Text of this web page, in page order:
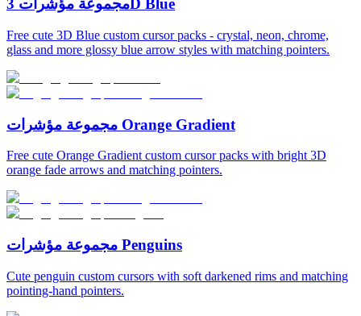
مجموعة مؤشرات 3D Blue
Free cute 3D Blue custom cursor packs - crystal, neon, chrome,
glass and more glossy blue arrow styles with matching pointers.
مجموعة مؤشرات Orange Gradient
Free cute Orange Gradient custom cursor packs with bright 3D
orange fade arrows and matching pointers.
مجموعة مؤشرات Penguins
Cute penguin custom cursors with soft darkened rims and matching
pointing-hand pointers.